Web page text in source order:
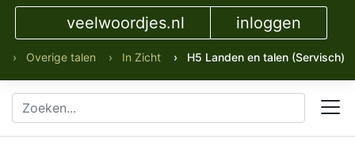
veelwoordjes.nl inloggen
› Overige talen › In Zicht › H5 Landen en talen (Servisch)